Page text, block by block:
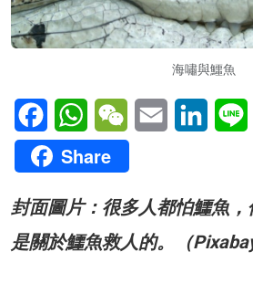
海嘯與鱷魚
FacebookWhatsAppWeChatEmail
Share
封面圖片：很多人都怕鱷魚
是關於鱷魚救人的。（